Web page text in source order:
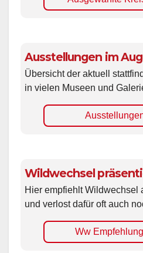
Ausstellungen im
Übersicht der aktuell
in vielen Museen und
Wildwechsel
Hier empfiehlt Wildwechsel
und verlost dafür oft auch
Ww